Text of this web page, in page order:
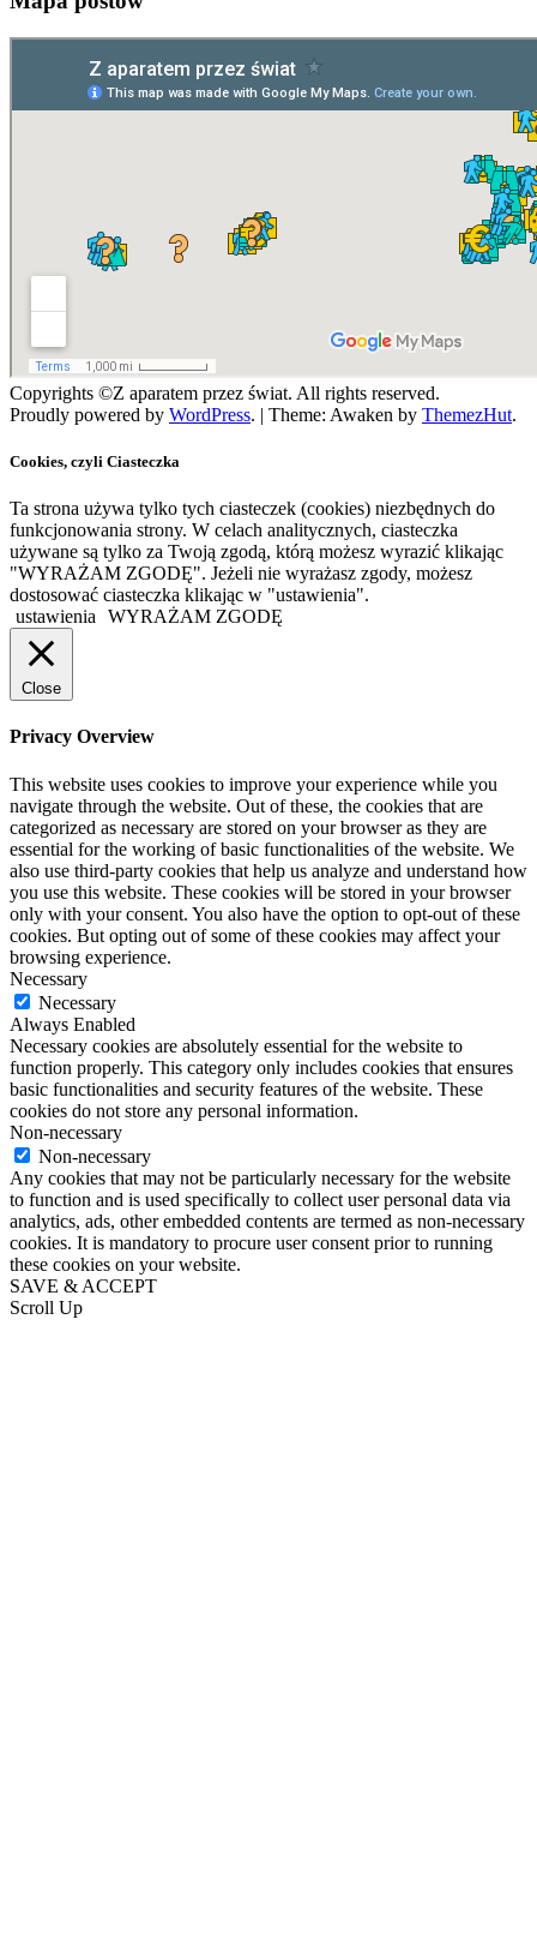
Copyrights ©Z aparatem przez świat. All rights reserved.
Proudly powered by WordPress. | Theme: Awaken by ThemezHut.
Cookies, czyli Ciasteczka
Ta strona używa tylko tych ciasteczek (cookies) niezbędnych do
funkcjonowania strony. W celach analitycznych, ciasteczka
używane są tylko za Twoją zgodą, którą możesz wyrazić klikając
"WYRAŻAM ZGODĘ". Jeżeli nie wyrażasz zgody, możesz
dostosować ciasteczka klikając w "ustawienia".
ustawienia
WYRAŻAM ZGODĘ
Close
Privacy Overview
This website uses cookies to improve your experience while you
navigate through the website. Out of these, the cookies that are
categorized as necessary are stored on your browser as they are
essential for the working of basic functionalities of the website. We
also use third-party cookies that help us analyze and understand how
you use this website. These cookies will be stored in your browser
only with your consent. You also have the option to opt-out of these
cookies. But opting out of some of these cookies may affect your
browsing experience.
Necessary
Necessary
Always Enabled
Necessary cookies are absolutely essential for the website to
function properly. This category only includes cookies that ensures
basic functionalities and security features of the website. These
cookies do not store any personal information.
Non-necessary
Non-necessary
Any cookies that may not be particularly necessary for the website
to function and is used specifically to collect user personal data via
analytics, ads, other embedded contents are termed as non-necessary
cookies. It is mandatory to procure user consent prior to running
these cookies on your website.
SAVE & ACCEPT
Scroll Up